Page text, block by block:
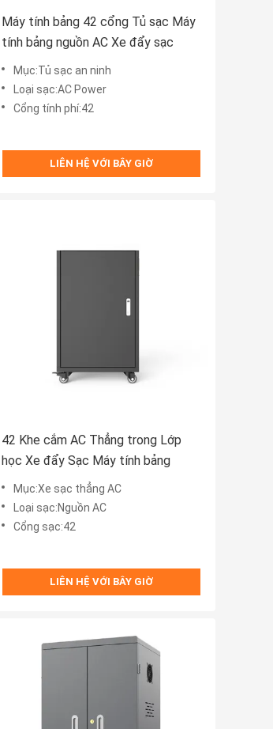
Máy tính bảng 42 cổng Tủ sạc Máy
tính bảng nguồn AC Xe đẩy sạc
Mục:Tủ sạc an ninh
Loại sạc:AC Power
Cổng tính phí:42
LIÊN HỆ VỚI BÂY GIỜ
42 Khe cắm AC Thẳng trong Lớp
học Xe đẩy Sạc Máy tính bảng
Mục:Xe sạc thẳng AC
Loại sạc:Nguồn AC
Cổng sạc:42
LIÊN HỆ VỚI BÂY GIỜ